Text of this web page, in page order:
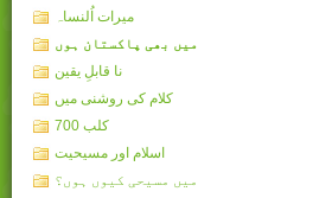
میرات اُلنساہ
میں بھی پاکستان ہوں
نا قابلِ یقین
کلام کی روشنی میں
کلب 700
اسلام اور مسیحیت
میں مسیحی کیوں ہوں؟